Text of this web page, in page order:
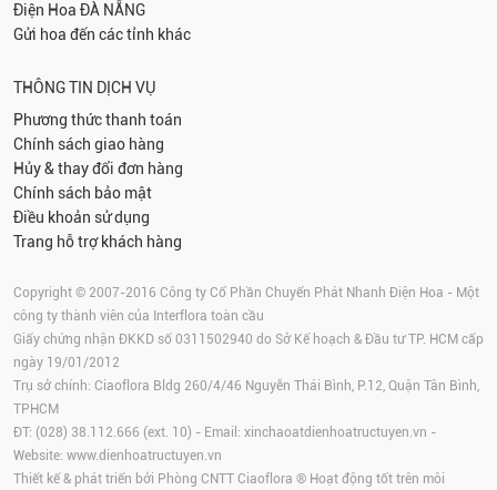
Điện Hoa ĐÀ NẴNG
Gửi hoa đến các tỉnh khác
THÔNG TIN DỊCH VỤ
Phương thức thanh toán
Chính sách giao hàng
Hủy & thay đổi đơn hàng
Chính sách bảo mật
Điều khoản sử dụng
Trang hỗ trợ khách hàng
Copyright © 2007-2016 Công ty Cổ Phần Chuyển Phát Nhanh Điện Hoa - Một
công ty thành viên của Interflora toàn cầu
Giấy chứng nhận ĐKKD số 0311502940 do Sở Kế hoạch & Đầu tư TP. HCM cấp
ngày 19/01/2012
Trụ sở chính: Ciaoflora Bldg 260/4/46 Nguyễn Thái Bình, P.12, Quận Tân Bình,
TPHCM
ĐT: (028) 38.112.666 (ext. 10) - Email: xinchaoatdienhoatructuyen.vn -
Website: www.dienhoatructuyen.vn
Thiết kế & phát triển bởi Phòng CNTT Ciaoflora ® Hoạt động tốt trên môi